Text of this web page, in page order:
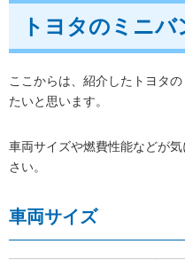
トヨタのミニ
ここからは、紹介したトヨタ
たいと思います。
車両サイズや燃費性能などが
さい。
車両サイズ